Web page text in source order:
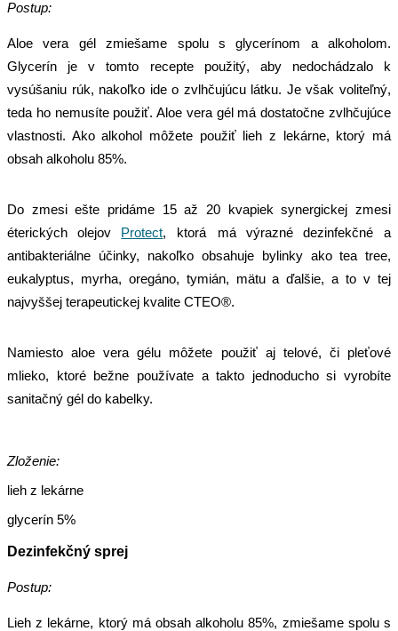
Postup:
Aloe vera gél zmiešame spolu s glycerínom a alkoholom.
Glycerín je v tomto recepte použitý, aby nedochádzalo k
vysúšaniu rúk, nakoľko ide o zvlhčujúcu látku. Je však voliteľný,
teda ho nemusíte použiť. Aloe vera gél má dostatočne zvlhčujúce
vlastnosti. Ako alkohol môžete použiť lieh z lekárne, ktorý má
obsah alkoholu 85%.
Do zmesi ešte pridáme 15 až 20 kvapiek synergickej zmesi
éterických olejov Protect, ktorá má výrazné
dezinfekčné a
antibakteriálne účinky, nakoľko obsahuje bylinky ako tea tree,
eukalyptus, myrha, oregáno, tymián, mätu a ďalšie, a to v tej
najvyššej terapeutickej kvalite CTEO®.
Namiesto aloe vera gélu môžete použiť aj telové, či pleťové
mlieko, ktoré bežne používate a takto jednoducho si vyrobíte
sanitačný gél do kabelky.
Zloženie:
lieh z lekárne
glycerín 5%
Dezinfekčný sprej
Postup:
Lieh z lekárne, ktorý má obsah alkoholu 85%, zmiešame spolu s